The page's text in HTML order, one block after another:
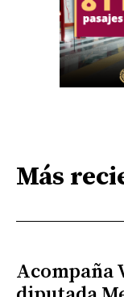
Más
Acompaña